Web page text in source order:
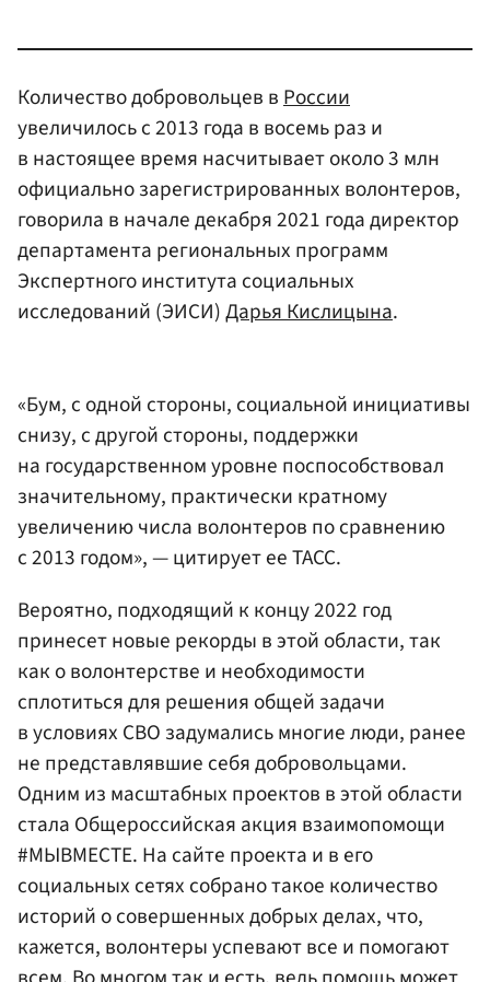
Количество добровольцев вРоссии
увеличилось с 2013 года в восемь раз и
в настоящее время насчитывает около 3 млн
официально зарегистрированных волонтеров,
говорила в начале декабря 2021 года директор
департамента региональных программ
Экспертного института социальных
исследований (ЭИСИ)Дарья Кислицына.
«Бум, с одной стороны, социальной инициативы
снизу, с другой стороны, поддержки
на государственном уровне поспособствовал
значительному, практически кратному
увеличению числа волонтеров по сравнению
с 2013 годом», — цитирует ее ТАСС.
Вероятно, подходящий к концу 2022 год
принесет новые рекорды в этой области, так
как о волонтерстве и необходимости
сплотиться для решения общей задачи
в условиях СВО задумались многие люди, ранее
не представлявшие себя добровольцами.
Одним из масштабных проектов в этой области
стала Общероссийская акция взаимопомощи
#МЫВМЕСТЕ. На сайте проекта и в его
социальных сетях собрано такое количество
историй о совершенных добрых делах, что,
кажется, волонтеры успевают все и помогают